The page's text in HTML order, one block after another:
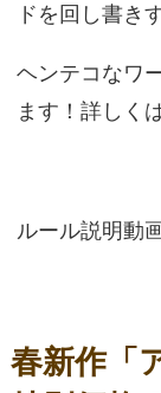
ドを回し書き
ヘンテコなワ
ます！詳しく
ルール説明動
春新作「